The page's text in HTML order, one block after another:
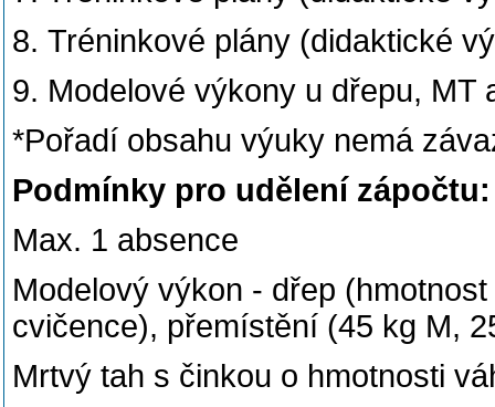
8. Tréninkové plány (didaktické
9. Modelové výkony u dřepu, MT
*Pořadí obsahu výuky nemá
Podmínky pro udělení zápočtu:
Max. 1 absence
Modelový výkon - dřep
cvičence), přemístění (45 kg M,
Mrtvý tah s činkou o hmotnosti